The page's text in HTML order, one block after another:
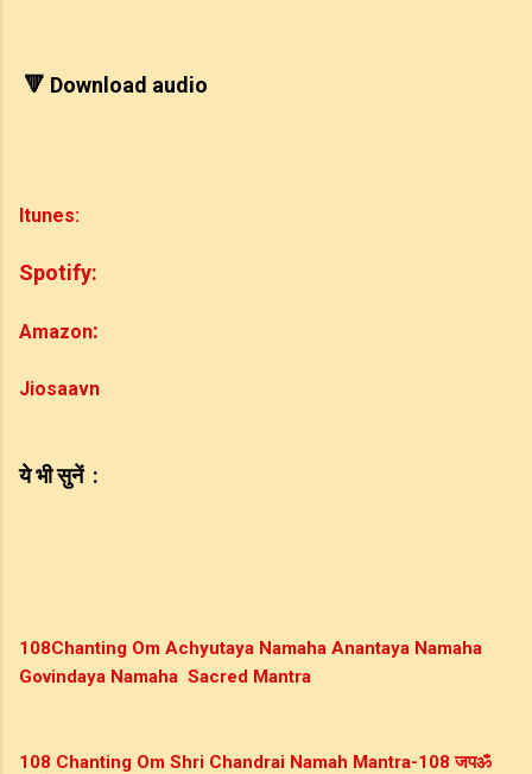
🔻 Download audio
Itunes:
Spotify:
Amazon:
Jiosaavn
येभीसुनें :
108Chanting Om Achyutaya Namaha Anantaya Namaha
Govindaya Namaha  Sacred Mantra
108 Chanting Om Shri Chandrai Namah Mantra-108 जपॐ